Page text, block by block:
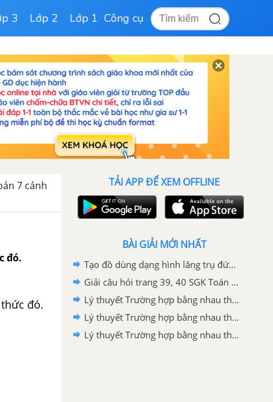
3 Lớp 2 Lớp 1 Công cụ
7 cánh
đó.
đó.
TẢI APP ĐỂ XEM OFFLINE
BÀI GIẢI MỚI NHẤT
Tạo đồ dùng dạng hình lăng trụ đứng SGK Toán 7 Cánh diều tập 1
Giải câu hỏi trang 39, 40 SGK Toán 7 Cánh diều tập 2
Lý thuyết Trường hợp bằng nhau thứ ba của tam giác: góc-cạnh-góc SGK Toán 7 - Cánh diều
Lý thuyết Trường hợp bằng nhau thứ hai của tam giác: cạnh-góc-cạnh SGK Toán 7 - Cánh diều
Lý thuyết Trường hợp bằng nhau thứ nhất của tam giác: cạnh-cạnh-cạnh SGK Toán 7 - Cánh diều